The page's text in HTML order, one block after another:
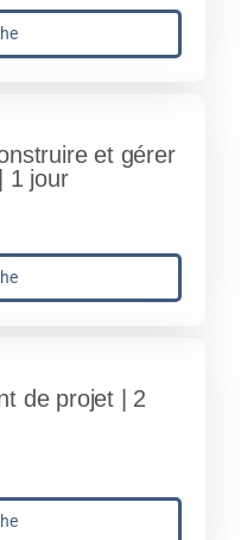
et gérer
1 jour
de projet | 2